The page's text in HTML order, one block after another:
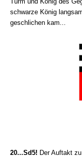
schwarze König
geschlichen kam...
20...Sd5! Der Auftakt